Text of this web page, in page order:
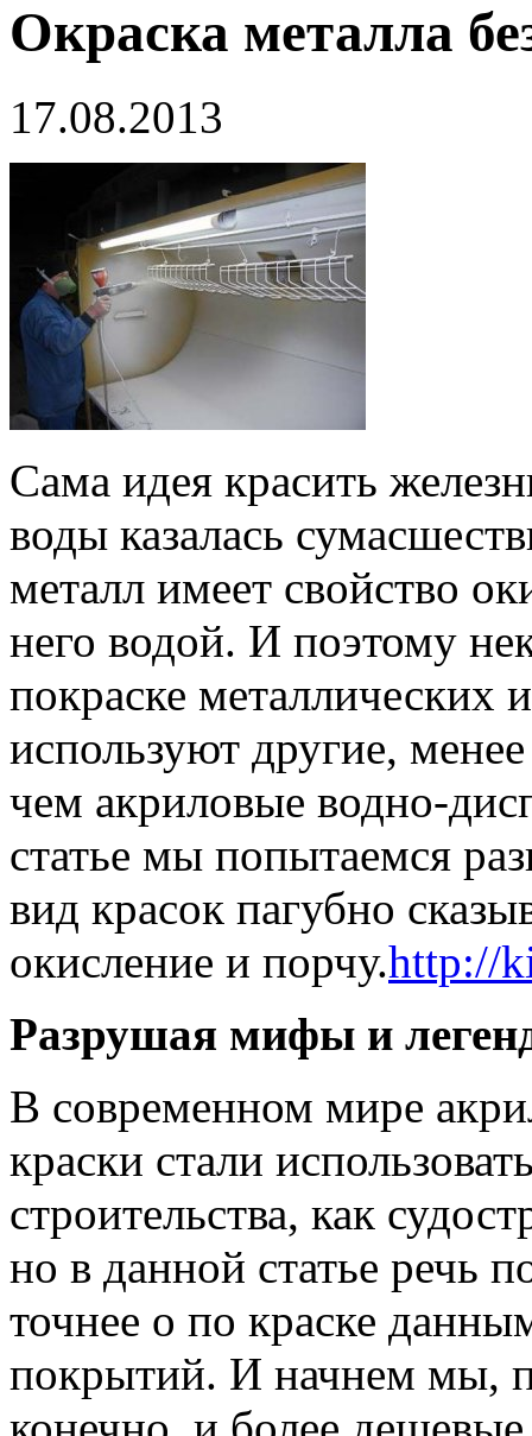
Окраска металла
17.08.2013
Сама идея красить
воды казалась
металл имеет свойство
него водой. И поэтому
покраске металлических
используют другие,
чем акриловые водно-
статье мы попытаемся
вид красок пагубно
окисление и порчу.http://
Разрушая мифы и
В современном мире
краски стали
строительства, как
но в данной статье речь
точнее о по краске
покрытий. И начнем мы,